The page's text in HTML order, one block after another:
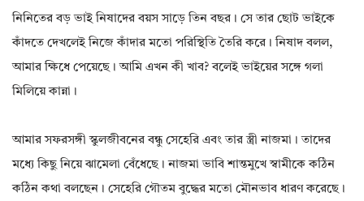
নিনিতের বড় ভাই নিষাদের বয়স সাড়ে তিন বছর। সে তার ছোট ভাইকে
কাঁদতে দেখলেই নিজে কাঁদার মতো পরিস্থিতি তৈরি করে। নিষাদ বলল,
আমার ক্ষিধে পেয়েছে। আমি এখন কী খাব? বলেই ভাইয়ের সঙ্গে গলা
মিলিয়ে কান্না।
আমার সফরসঙ্গী স্কুলজীবনের বন্ধু সেহেরি এবং তার স্ত্রী নাজমা। তাদের
মধ্যে কিছু নিয়ে ঝামেলা বেঁধেছে। নাজমা ভাবি শান্তমুখে স্বামীকে কঠিন
কঠিন কথা বলছেন। সেহেরি গৌতম বুদ্ধের মতো মৌনভাব ধারণ করেছে।